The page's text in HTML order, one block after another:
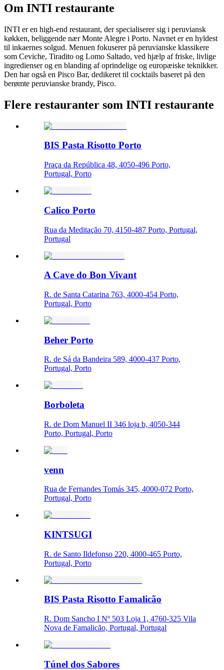
Om INTI restaurante
INTI er en high-end restaurant, der specialiserer sig i peruviansk
køkken, beliggende nær Monte Alegre i Porto. Navnet er en hyldest
til inkaernes solgud. Menuen fokuserer på peruvianske klassikere
som Ceviche, Tiradito og Lomo Saltado, ved hjælp af friske, livlige
ingredienser og en blanding af oprindelige og europæiske teknikker.
Den har også en Pisco Bar, dedikeret til cocktails baseret på den
berømte peruvianske brandy, Pisco.
Flere restauranter som INTI restaurante
BIS Pasta Risotto Porto
Praça da República 48, 4050-496 Porto,
Portugal, Porto
Calico Porto
Rua da Meditação 70, 4150-487 Porto, Portugal,
Portugal
A Cave do Bon Vivant
R. de Santa Catarina 763, 4000-454 Porto,
Portugal, Porto
Beher Porto
R. de Sá da Bandeira 589, 4000-437 Porto,
Portugal, Porto
Borboleta
R. de Dom Manuel II 346 loja b, 4050-344
Porto, Portugal, Porto
venn
Rua de Fernandes Tomás 345, 4000-072 Porto,
Portugal, Porto
KINTSUGI
R. de Santo Ildefonso 220, 4000-465 Porto,
Portugal, Porto
BIS Pasta Risotto Famalicão
R. Dom Sancho I Nº 503 Loja 1, 4760-325 Vila
Nova de Famalicão, Portugal, Portugal
Túnel dos Sabores